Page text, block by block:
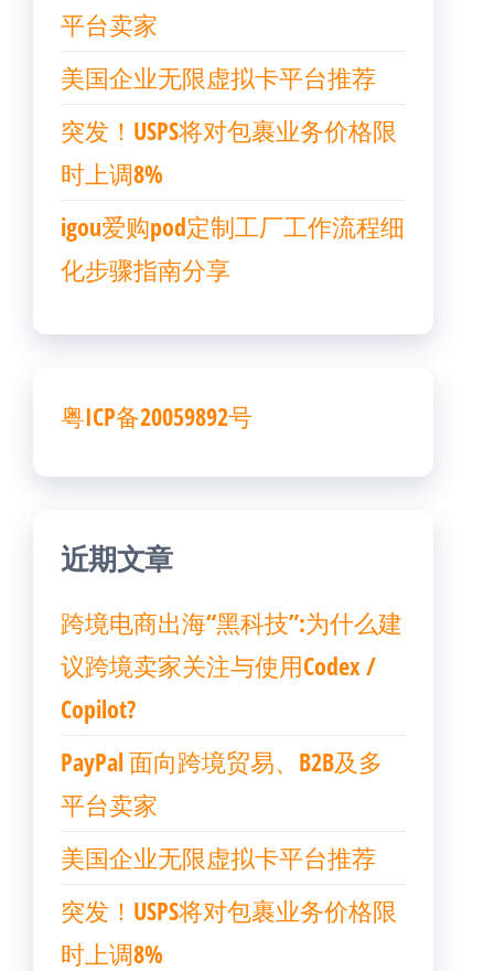
平台卖家
美国企业无限虚拟卡平台推荐
突发！USPS将对包裹业务价格限
时上调8%
igou爱购pod定制工厂工作流程细
化步骤指南分享
粤ICP备20059892号
近期文章
跨境电商出海“黑科技”:为什么建
议跨境卖家关注与使用Codex /
Copilot?
PayPal 面向跨境贸易、B2B及多
平台卖家
美国企业无限虚拟卡平台推荐
突发！USPS将对包裹业务价格限
时上调8%